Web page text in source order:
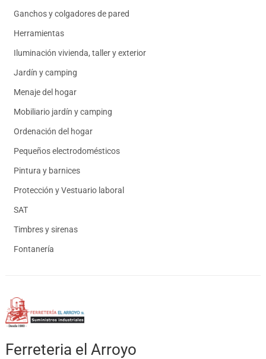
Ganchos y colgadores de pared
Herramientas
Iluminación vivienda, taller y exterior
Jardín y camping
Menaje del hogar
Mobiliario jardín y camping
Ordenación del hogar
Pequeños electrodomésticos
Pintura y barnices
Protección y Vestuario laboral
SAT
Timbres y sirenas
Fontanería
Ferreteria el Arroyo